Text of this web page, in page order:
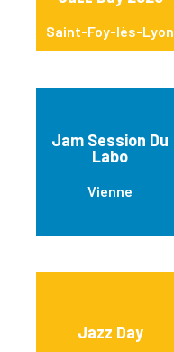
Saint-Foy-lès-Lyon
Jam Session Du
Labo
Vienne
Jazz Day